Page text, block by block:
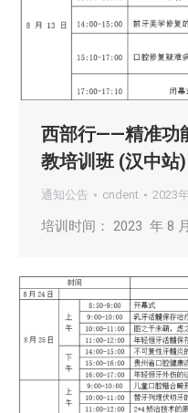
西部行——精准功
教培训班 (汉中站
通知公告 cndent 2023
培训时间： 2023 年 8